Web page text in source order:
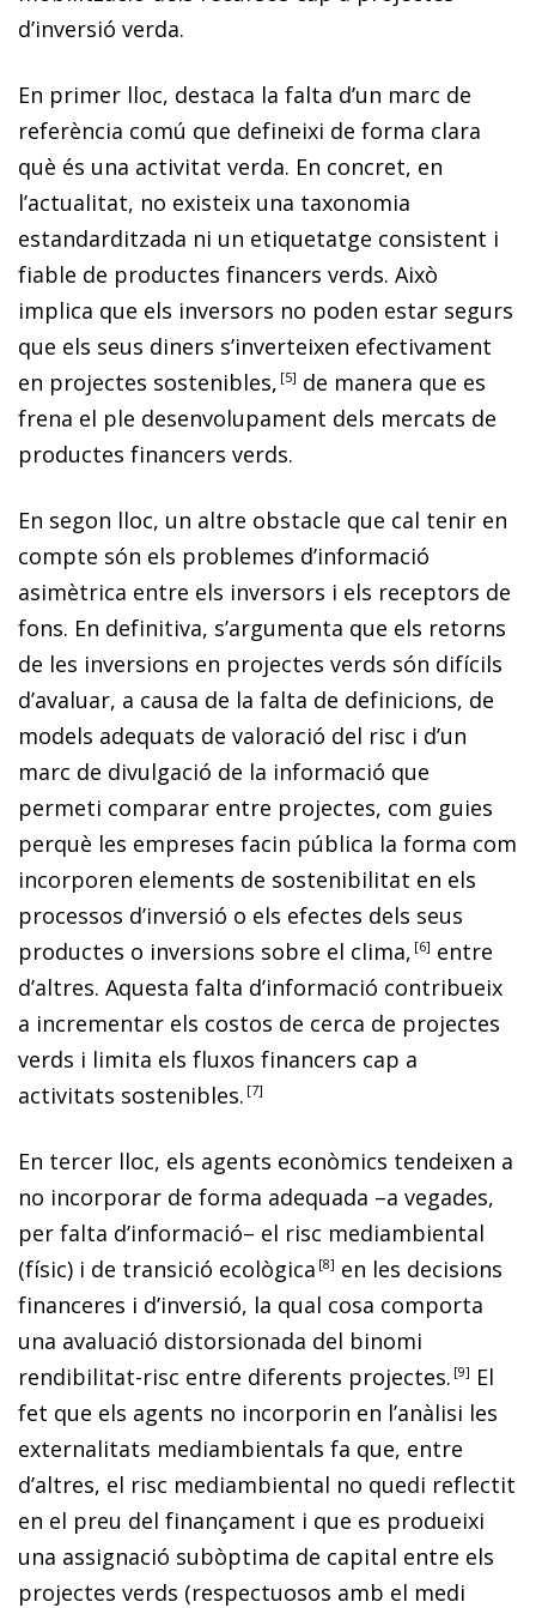
d’inversió verda.
En primer lloc, destaca la falta d’un marc de
referència comú que defineixi de forma clara
què és una activitat verda. En concret, en
l’actualitat, no existeix una taxonomia
estandarditzada ni un etiquetatge consistent i
fiable de productes financers verds. Això
implica que els inversors no poden estar segurs
que els seus diners s’inverteixen efectivament
en projectes sostenibles, 5
de manera que es
frena el ple desenvolupament dels mercats de
productes financers verds.
En segon lloc, un altre obstacle que cal tenir en
compte són els problemes d’informació
asimètrica entre els inversors i els receptors de
fons. En definitiva, s’argumenta que els retorns
de les inversions en projectes verds són difícils
d’avaluar, a causa de la falta de definicions, de
models adequats de valoració del risc i d’un
marc de divulgació de la informació que
permeti comparar entre projectes, com guies
perquè les empreses facin pública la forma com
incorporen elements de sostenibilitat en els
processos d’inversió o els efectes dels seus
productes o inversions sobre el clima, 6
entre
d’altres. Aquesta falta d’informació contribueix
a incrementar els costos de cerca de projectes
verds i limita els fluxos financers cap a
activitats sostenibles. 7
En tercer lloc, els agents econòmics tendeixen a
no incorporar de forma adequada –a vegades,
per falta d’informació– el risc mediambiental
(físic) i de transició ecològica 8
en les decisions
financeres i d’inversió, la qual cosa comporta
una avaluació distorsionada del binomi
rendibilitat-risc entre diferents projectes. 9
El
fet que els agents no incorporin en l’anàlisi les
externalitats mediambientals fa que, entre
d’altres, el risc mediambiental no quedi reflectit
en el preu del finançament i que es produeixi
una assignació subòptima de capital entre els
projectes verds (respectuosos amb el medi